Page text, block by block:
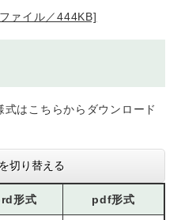
ァイル／444KB]
はこちらからダウンロード
切り替える
形式 pdf形式